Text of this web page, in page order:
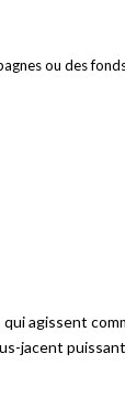
ou des
agissent
jacent